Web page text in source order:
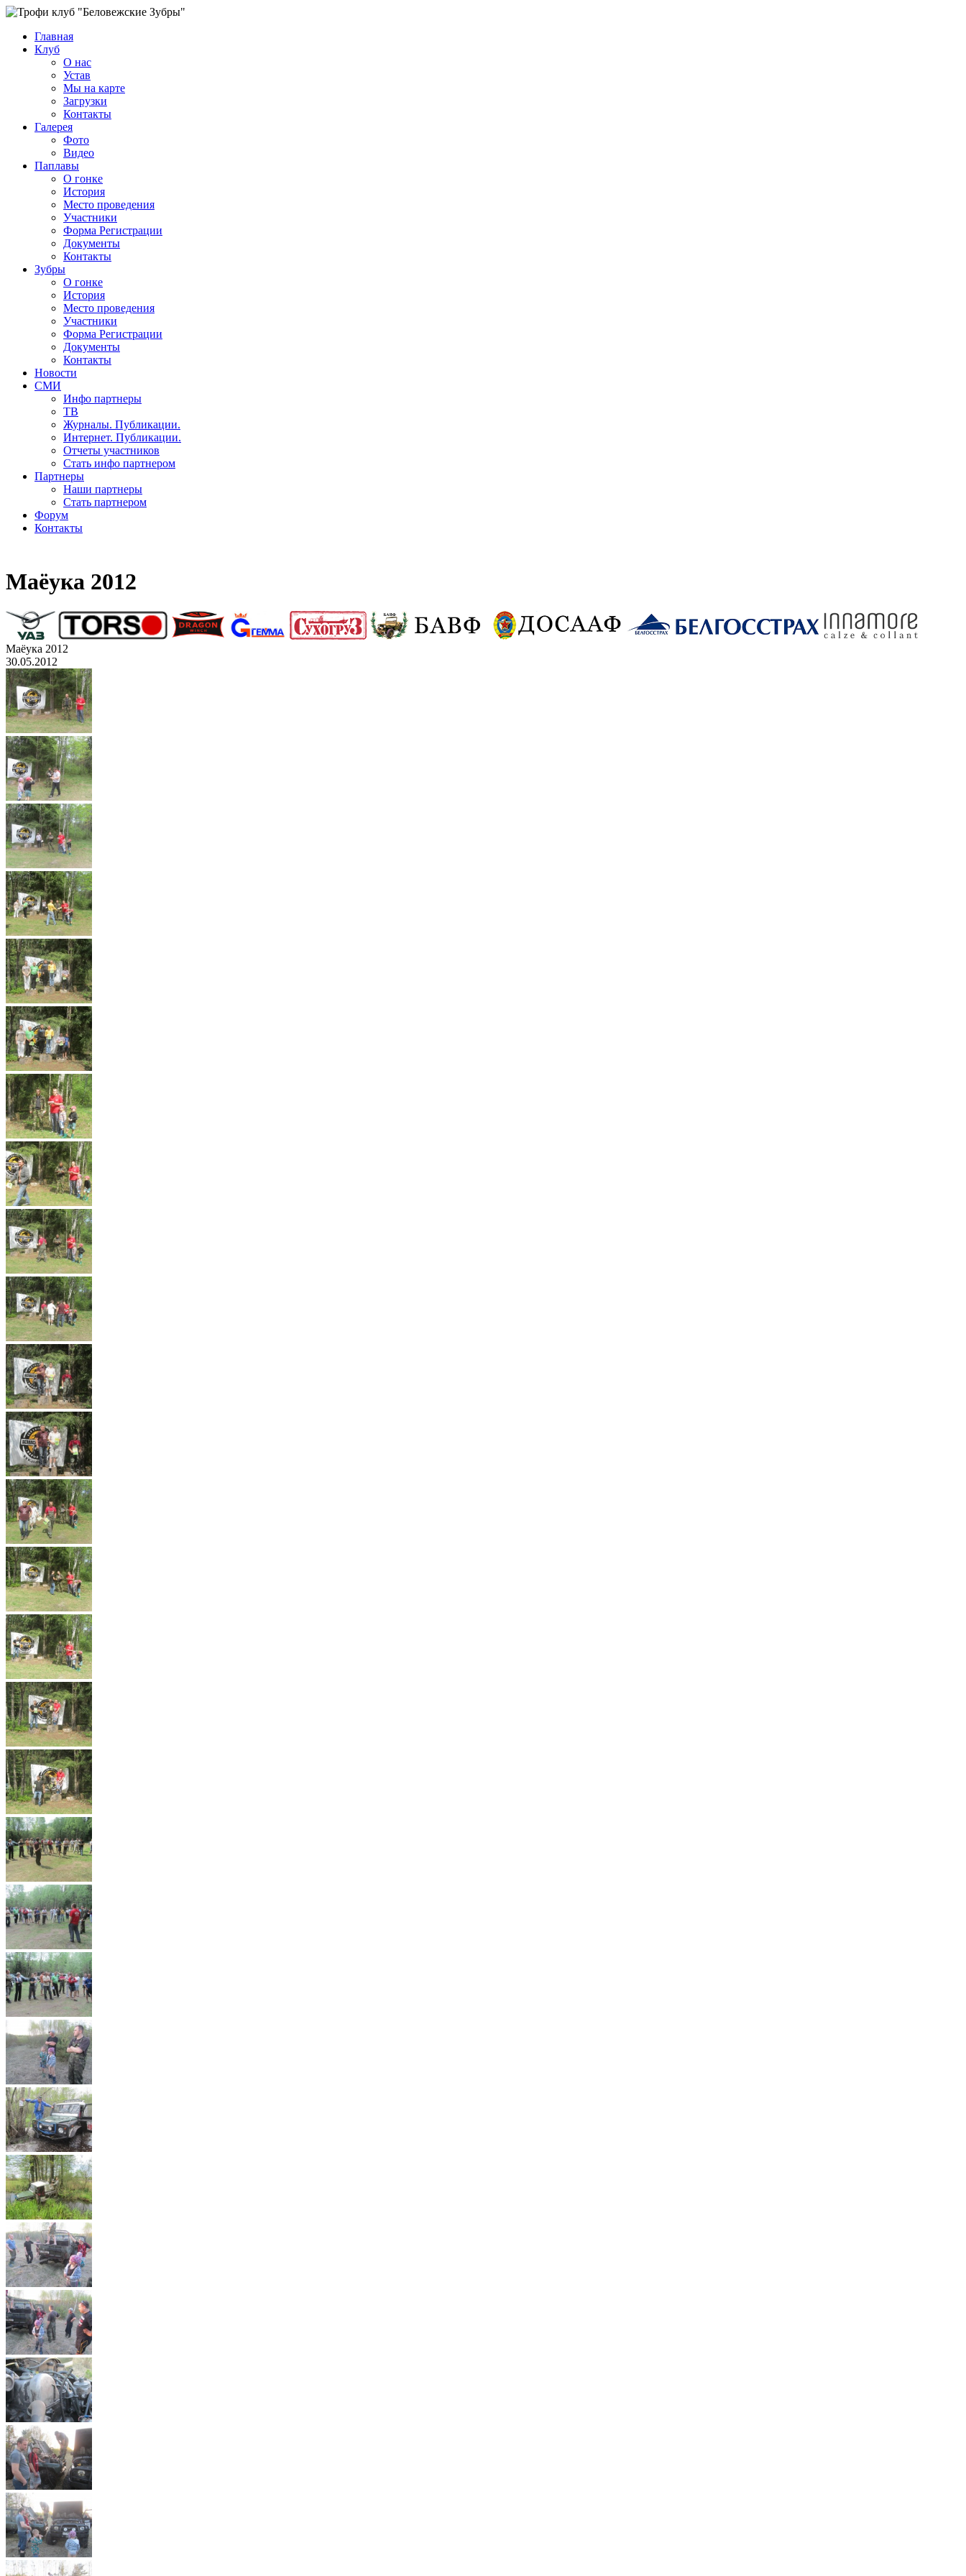
Главная
Клуб
О нас
Устав
Мы на карте
Загрузки
Контакты
Галерея
Фото
Видео
Паплавы
О гонке
История
Место проведения
Участники
Форма Регистрации
Документы
Контакты
Зубры
О гонке
История
Место проведения
Участники
Форма Регистрации
Документы
Контакты
Новости
СМИ
Инфо партнеры
ТВ
Журналы. Публикации.
Интернет. Публикации.
Отчеты участников
Стать инфо партнером
Партнеры
Наши партнеры
Стать партнером
Форум
Контакты
Маёука 2012
Маёука 2012
30.05.2012